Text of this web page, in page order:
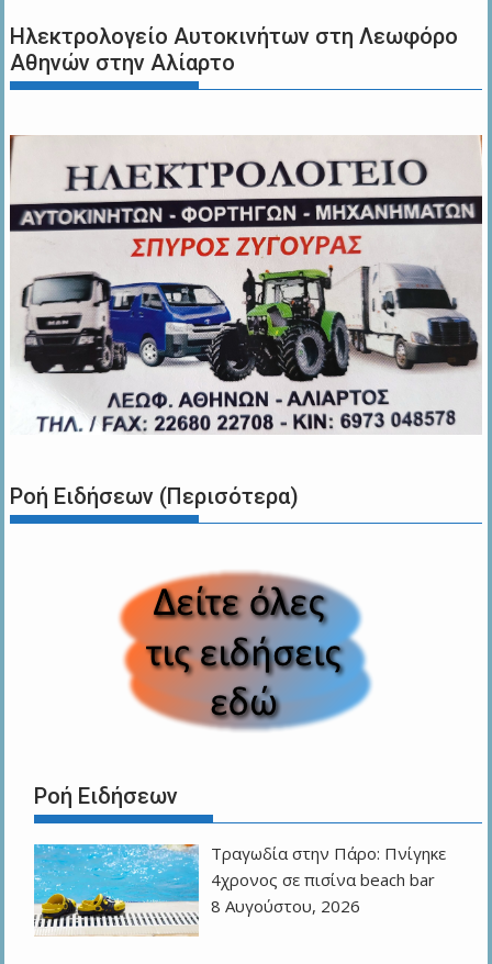
Ηλεκτρολογείο Αυτοκινήτων στη Λεωφόρο
Αθηνών στην Αλίαρτο
Ροή Ειδήσεων (Περισότερα)
Ροή Ειδήσεων
Τραγωδία στην Πάρο: Πνίγηκε
4χρονος σε πισίνα beach bar
8 Αυγούστου, 2026